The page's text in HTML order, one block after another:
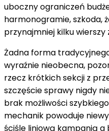
uboczny ograniczeń
harmonogramie, szkoda,
przynajmniej kilku
Żadna forma
wyraźnie nieobecna,
rzecz krótkich sekcji z
szczęście sprawy nigdy
brak możliwości
mechanik powoduje
ściśle liniową kampanią